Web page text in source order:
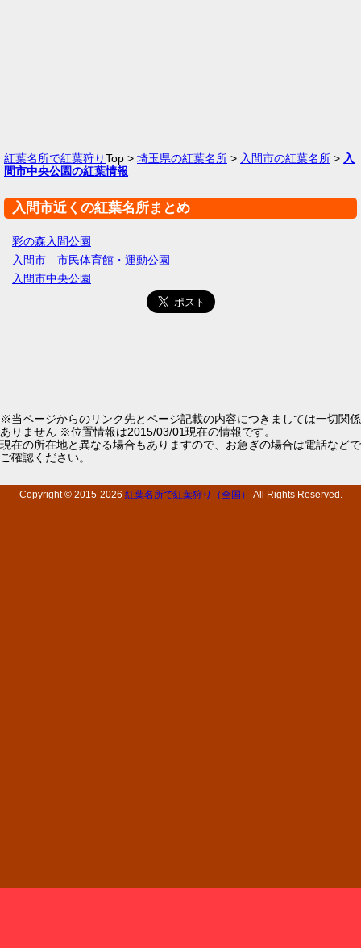
紅葉名所で紅葉狩りTop > 埼玉県の紅葉名所 > 入間市の紅葉名所 > 入
間市中央公園の紅葉情報
入間市近くの紅葉名所まとめ
彩の森入間公園
入間市 市民体育館・運動公園
入間市中央公園
※当ページからのリンク先とページ記載の内容につきましては一切関係
ありません ※位置情報は2015/03/01現在の情報です。
現在の所在地と異なる場合もありますので、お急ぎの場合は電話などで
ご確認ください。
Copyright © 2015-2026 紅葉名所で紅葉狩り（全国） All Rights Reserved.